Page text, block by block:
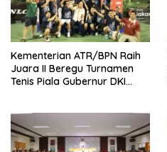
Kementerian ATR/BPN Raih
Juara II Beregu Turnamen
Tenis Piala Gubernur DKI